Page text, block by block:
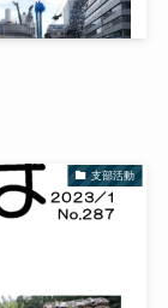
支部活動